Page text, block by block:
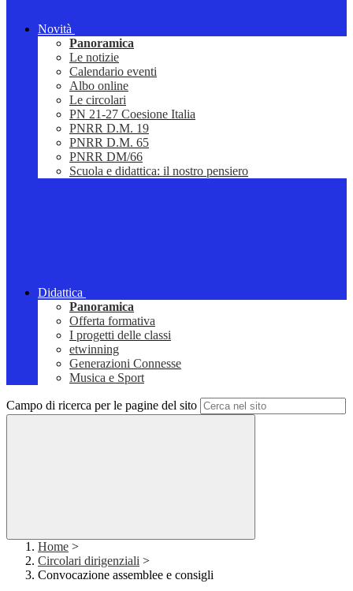
Novità
Panoramica
Le notizie
Calendario eventi
Albo online
Le circolari
PN 21-27 Coesione Italia
PNRR D.M. 19
PNRR D.M. 65
PNRR DM/66
Scuola e didattica: il nostro pensiero
Didattica
Panoramica
Offerta formativa
I progetti delle classi
etwinning
Generazioni Connesse
Musica e Sport
Campo di ricerca per le pagine del sito
Home >
Circolari dirigenziali >
Convocazione assemblee e consigli